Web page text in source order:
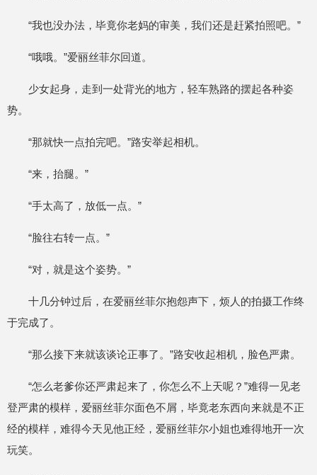
“我也没办法，毕竟你老妈的审美，我们还是赶紧拍照吧。”
“哦哦。”爱丽丝菲尔回道。
少女起身，走到一处背光的地方，轻车熟路的摆起各种姿
势。
“那就快一点拍完吧。”路安举起相机。
“来，抬腿。”
“手太高了，放低一点。”
“脸往右转一点。”
“对，就是这个姿势。”
十几分钟过后，在爱丽丝菲尔抱怨声下，烦人的拍摄工作终
于完成了。
“那么接下来就该谈论正事了。”路安收起相机，脸色严肃。
“怎么老爹你还严肃起来了，你怎么不上天呢？”难得一见老
登严肃的模样，爱丽丝菲尔面色不屑，毕竟老东西向来就是不正
经的模样，难得今天见他正经，爱丽丝菲尔小姐也难得地开一次
玩笑。